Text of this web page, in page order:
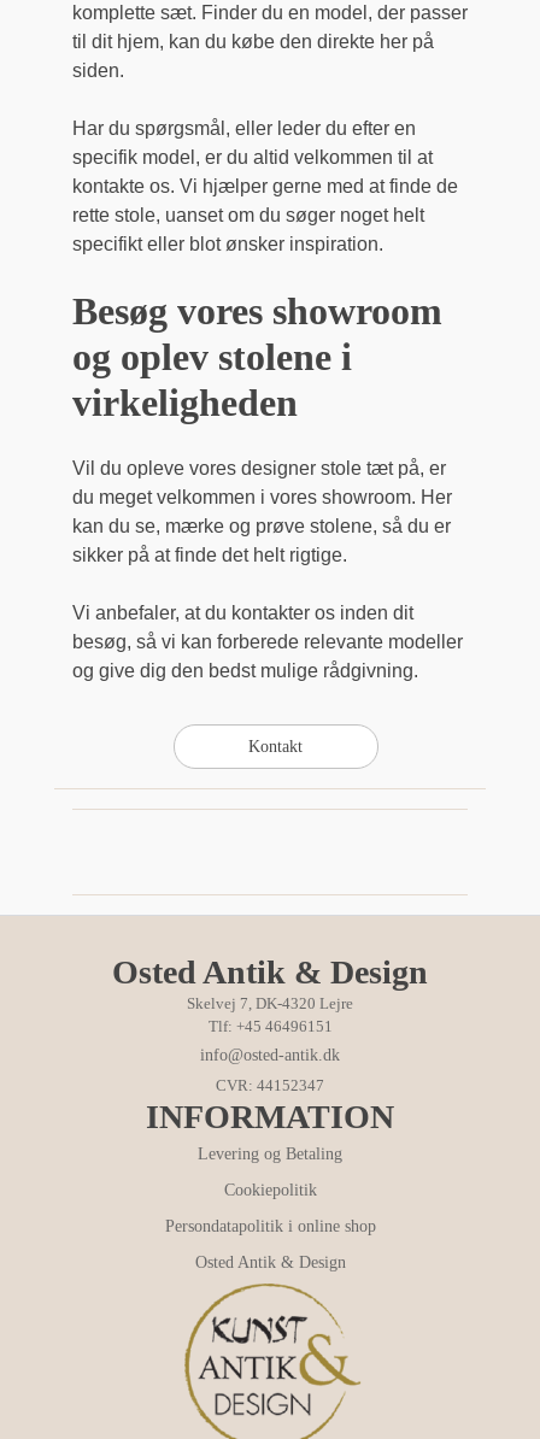
komplette sæt. Finder du en model, der passer
til dit hjem, kan du købe den direkte her på
siden.
Har du spørgsmål, eller leder du efter en
specifik model, er du altid velkommen til at
kontakte os. Vi hjælper gerne med at finde de
rette stole, uanset om du søger noget helt
specifikt eller blot ønsker inspiration.
Besøg vores showroom
og oplev stolene i
virkeligheden
Vil du opleve vores designer stole tæt på, er
du meget velkommen i vores showroom. Her
kan du se, mærke og prøve stolene, så du er
sikker på at finde det helt rigtige.
Vi anbefaler, at du kontakter os inden dit
besøg, så vi kan forberede relevante modeller
og give dig den bedst mulige rådgivning.
Osted Antik & Design
Skelvej 7, DK-4320 Lejre
Tlf: +45 46496151
info@osted-antik.dk
CVR: 44152347
INFORMATION
Levering og Betaling
Cookiepolitik
Persondatapolitik i online shop
Osted Antik & Design